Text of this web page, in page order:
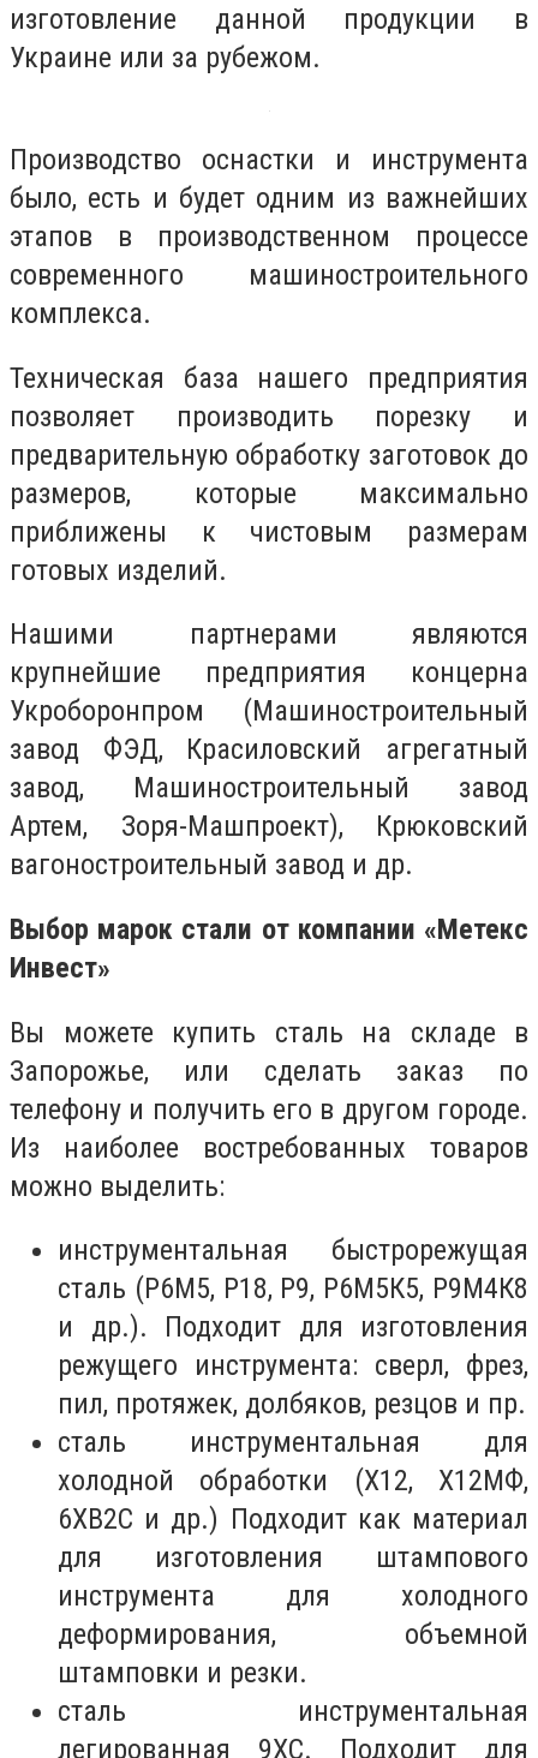
изготовление данной продукции в
Украине или за рубежом.
Производство оснастки и инструмента
было, есть и будет одним из важнейших
этапов в производственном процессе
современного машиностроительного
комплекса.
Техническая база нашего предприятия
позволяет производить порезку и
предварительную обработку заготовок до
размеров, которые максимально
приближены к чистовым размерам
готовых изделий.
Нашими партнерами являются
крупнейшие предприятия концерна
Укроборонпром (Машиностроительный
завод ФЭД, Красиловский агрегатный
завод, Машиностроительный завод
Артем, Зоря-Машпроект), Крюковский
вагоностроительный завод и др.
Выбор марок стали от компании «Метекс
Инвест»
Вы можете купить сталь на складе в
Запорожье, или сделать заказ по
телефону и получить его в другом городе.
Из наиболее востребованных товаров
можно выделить:
инструментальная быстрорежущая
сталь (Р6М5, Р18, Р9, Р6М5К5, Р9М4К8
и др.). Подходит для изготовления
режущего инструмента: сверл, фрез,
пил, протяжек, долбяков, резцов и пр.
сталь инструментальная для
холодной обработки (Х12, Х12МФ,
6ХВ2С и др.) Подходит как материал
для изготовления штампового
инструмента для холодного
деформирования, объемной
штамповки и резки.
сталь инструментальная
легированная 9ХС. Подходит для